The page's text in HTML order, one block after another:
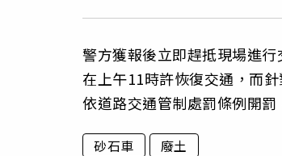
警方獲報後立即趕抵現場進
在上午11時許恢復交通，而
依道路交通管制處罰條例開
砂石車 廢土